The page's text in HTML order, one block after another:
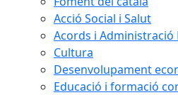
Acció Social i Salut
Acords i Administració
Cultura
Desenvolupament
Educació i formació